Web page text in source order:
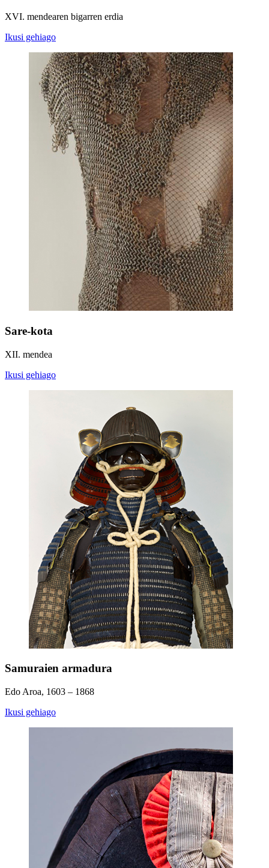
XVI. mendearen bigarren erdia
Ikusi gehiago
Sare-kota
XII. mendea
Ikusi gehiago
Samuraien armadura
Edo Aroa, 1603 – 1868
Ikusi gehiago